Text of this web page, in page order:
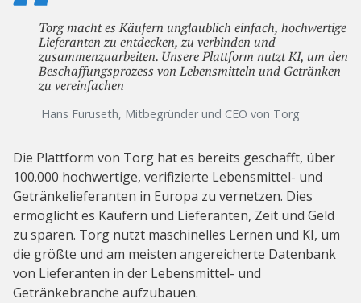
Torg macht es Käufern unglaublich einfach, hochwertige
Lieferanten zu entdecken, zu verbinden und
zusammenzuarbeiten. Unsere Plattform nutzt KI, um den
Beschaffungsprozess von Lebensmitteln und Getränken
zu vereinfachen
Hans Furuseth, Mitbegründer und CEO von Torg
Die Plattform von Torg hat es bereits geschafft, über
100.000 hochwertige, verifizierte Lebensmittel- und
Getränkelieferanten in Europa zu vernetzen. Dies
ermöglicht es Käufern und Lieferanten, Zeit und Geld
zu sparen. Torg nutzt maschinelles Lernen und KI, um
die größte und am meisten angereicherte Datenbank
von Lieferanten in der Lebensmittel- und
Getränkebranche aufzubauen.